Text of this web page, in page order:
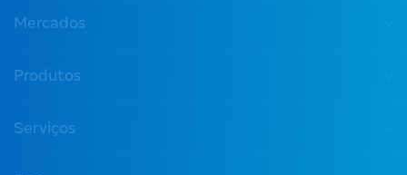
Mercados
Produtos
Serviços